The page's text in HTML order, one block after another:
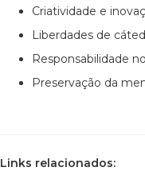
Criatividade e
Liberdades de
Responsabilidade
Preservação da
Links relacionados: